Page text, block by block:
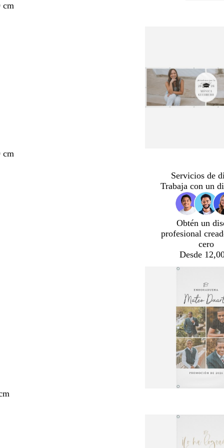
cm
cm
Servicios de
Trabaja con un
Obtén un
profesional
cero
Desde